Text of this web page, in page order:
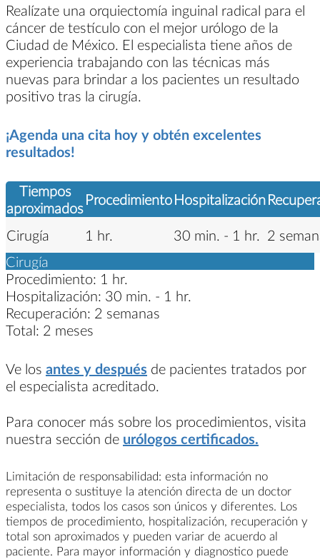
Realízate una orquiectomía inguinal radical para el
cáncer de testículo con el mejor urólogo de la
Ciudad de México. El especialista tiene años de
experiencia trabajando con las técnicas más
nuevas para brindar a los pacientes un resultado
positivo tras la cirugía.
¡Agenda una cita hoy y obtén excelentes
resultados!
Tiempos
aproximadosProcedimientoHospitalización
Cirugía 1 hr. 30 min. - 1 hr.
2
Cirugía
Procedimiento: 1 hr.
Hospitalización: 30 min. - 1 hr.
Recuperación: 2 semanas
Total: 2 meses
Ve los antes y después de pacientes tratados por
el especialista acreditado.
Para conocer más sobre los procedimientos, visita
nuestra sección de urólogos certificados.
Limitación de responsabilidad: esta información no
representa o sustituye la atención directa de un doctor
especialista, todos los casos son únicos y diferentes. Los
tiempos de procedimiento, hospitalización, recuperación y
total son aproximados y pueden variar de acuerdo al
paciente. Para mayor información y diagnostico puede